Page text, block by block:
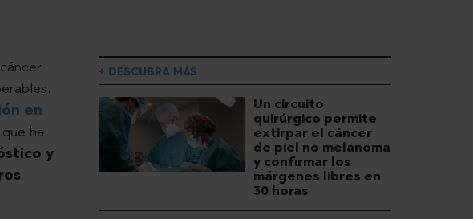
en
ha
y
+ DESCUBRA MÁS
Un circuito
quirúrgico permite
extirpar el cáncer
de piel no melanoma
y confirmar los
márgenes libres en
30 horas